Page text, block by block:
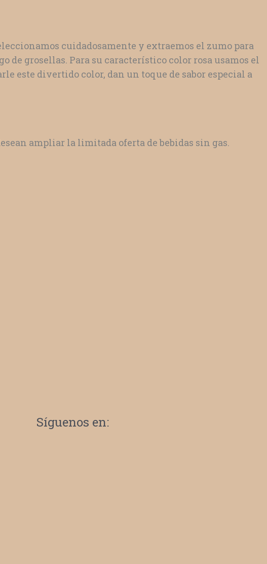
cuidadosamente y extraemos el zumo para
de grosellas. Para su característico color rosa usamos el
este divertido color, dan un toque de sabor especial a
ampliar la limitada oferta de bebidas sin gas.
Síguenos en: